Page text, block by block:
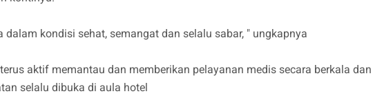
dalam kondisi sehat, semangat dan selalu sabar, " ungkapnya
aktif memantau dan memberikan pelayanan medis secara berkala dan
selalu dibuka di aula hotel